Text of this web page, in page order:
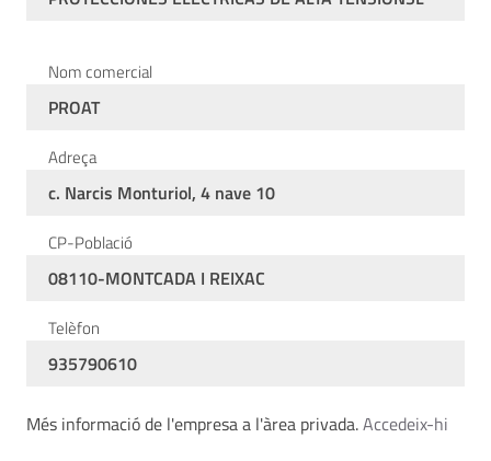
Nom comercial
PROAT
Adreça
c. Narcis Monturiol, 4 nave 10
CP-Població
08110-MONTCADA I REIXAC
Telèfon
935790610
Més informació de l'empresa a l'àrea privada.Accedeix-hi